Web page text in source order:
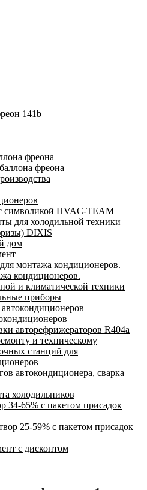
141b
фреона
фреона
символикой HVAC-TEAM
для холодильной техники
DIXIS
дом
монтажа кондиционеров.
кондиционеров.
и климатической техники
приборы
авторефрижераторов R404a
и техническому
станций для
автокондиционера, сварка
холодильников
34-65% с пакетом присадок
25-59% с пакетом присадок
с дисконтом